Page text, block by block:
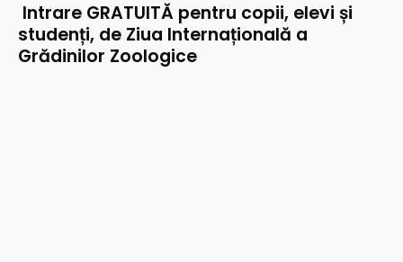
Intrare GRATUITĂ pentru copii, elevi și
studenți, de Ziua Internațională a
Grădinilor Zoologice